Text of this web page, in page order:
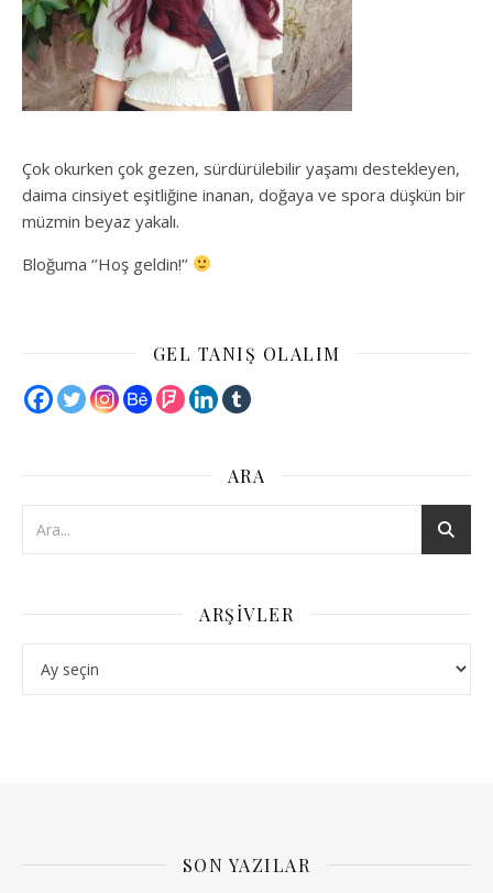
Çok okurken çok gezen, sürdürülebilir yaşamı destekleyen,
daima cinsiyet eşitliğine inanan, doğaya ve spora düşkün bir
müzmin beyaz yakalı.
Bloğuma ‘’Hoş geldin!’’
GEL TANIŞ OLALIM
ARA
ARŞIVLER
SON YAZILAR